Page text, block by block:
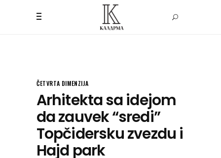
ČETVRTA DIMENZIJA
Arhitekta sa idejom
da zauvek “sredi”
Topčidersku zvezdu i
Hajd park